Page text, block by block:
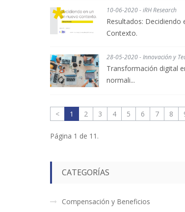
10-06-2020 - iRH Research
Resultados: Decidiendo
Contexto.
28-05-2020 - Innovación y
Transformación digital
normali...
< 1 2 3 4 5 6 7 8
Página 1 de 11.
CATEGORÍAS
Compensación y Beneficios